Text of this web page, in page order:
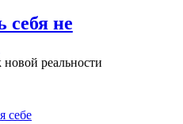
себя не
реальности
себе